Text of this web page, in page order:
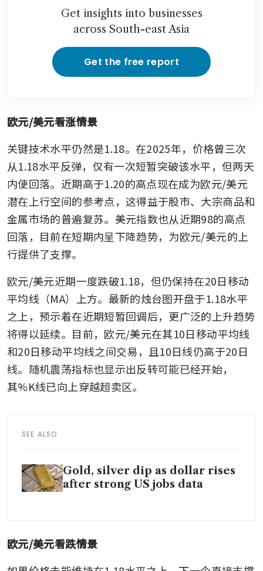
Get insights into businesses
across South-east Asia
Get the free report
欧元/美元看涨情景
关键技术水平仍然是1.18。在2025年，价格曾三次
从1.18水平反弹，仅有一次短暂突破该水平，但两天
内便回落。近期高于1.20的高点现在成为欧元/美元
潜在上行空间的参考点，这得益于股市、大宗商品和
金属市场的普遍复苏。美元指数也从近期98的高点
回落，目前在短期内呈下降趋势，为欧元/美元的上
行提供了支撑。
欧元/美元近期一度跌破1.18，但仍保持在20日移动
平均线（MA）上方。最新的烛台图开盘于1.18水平
之上，预示着在近期短暂回调后，更广泛的上升趋势
将得以延续。目前，欧元/美元在其10日移动平均线
和20日移动平均线之间交易，且10日线仍高于20日
线。随机震荡指标也显示出反转可能已经开始，
其%K线已向上穿越超卖区。
SEE ALSO
Gold, silver dip as dollar rises
after strong US jobs data
欧元/美元看跌情景